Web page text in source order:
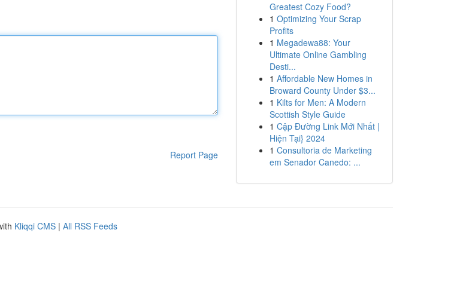
Report Page
Greatest Cozy Food?
1 Optimizing Your Scrap
Profits
1 Megadewa88: Your
Ultimate Online Gambling
Desti...
1 Affordable New Homes in
Broward County Under $3...
1 Kilts for Men: A Modern
Scottish Style Guide
1 Cập Đường Link Mới Nhất |
Hiện Tại} 2024
1 Consultoria de Marketing
em Senador Canedo: ...
Kliqqi CMS | All RSS Feeds